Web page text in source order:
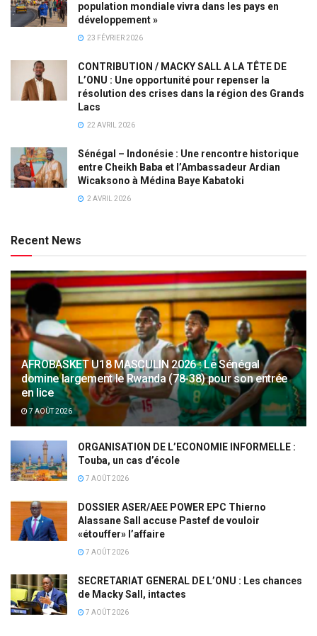
population mondiale vivra dans les pays en
développement »
23 FÉVRIER 2026
CONTRIBUTION / MACKY SALL A LA TÊTE DE
L’ONU : Une opportunité pour repenser la
résolution des crises dans la région des Grands
Lacs
22 AVRIL 2026
Sénégal – Indonésie : Une rencontre historique
entre Cheikh Baba et l’Ambassadeur Ardian
Wicaksono à Médina Baye Kabatoki
2 AVRIL 2026
Recent News
AFROBASKET U18 MASCULIN 2026 : Le Sénégal
domine largement le Rwanda (78-38) pour son entrée
en lice
7 AOÛT 2026
ORGANISATION DE L’ECONOMIE INFORMELLE :
Touba, un cas d’école
7 AOÛT 2026
DOSSIER ASER/AEE POWER EPC Thierno
Alassane Sall accuse Pastef de vouloir
«étouffer» l’affaire
7 AOÛT 2026
SECRETARIAT GENERAL DE L’ONU : Les chances
de Macky Sall, intactes
7 AOÛT 2026